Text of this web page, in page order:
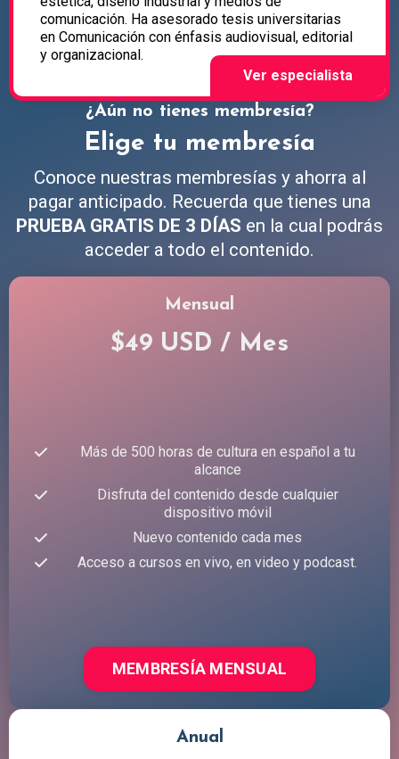
comunicación. Ha asesorado tesis universitarias
en Comunicación con énfasis audiovisual, editorial
y organizacional.
¿Aún no tienes membresía?
Elige tu membresía
Conoce nuestras membresías y ahorra al
pagar anticipado. Recuerda que tienes una
PRUEBA GRATIS DE 3 DÍAS en la cual podrás
acceder a todo el contenido.
Mensual
$49 USD / Mes
Más de 500 horas de cultura en español a tu
alcance
Disfruta del contenido desde cualquier
dispositivo móvil
Nuevo contenido cada mes
Acceso a cursos en vivo, en video y podcast.
MEMBRESÍA MENSUAL
Anual